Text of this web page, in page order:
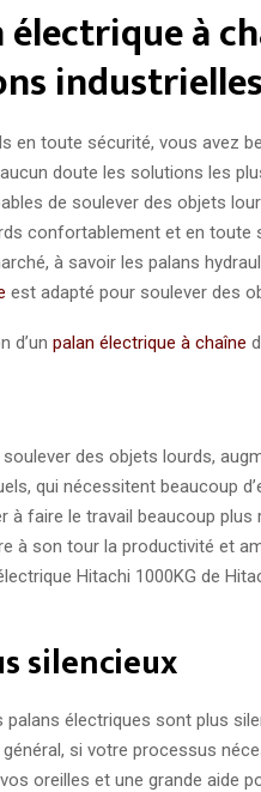
à
en toute sécurité, vous avez
doute les solutions les
de soulever des objets
confortablement et en toute
à savoir les palans
est adapté pour soulever des
d’un palan électrique à chaîne
des objets lourds,
qui nécessitent beaucoup
à faire le travail beaucoup
à son tour la productivité et
Hitachi 1000KG de
silencieux
électriques sont plus
si votre processus
oreilles et une grande aide